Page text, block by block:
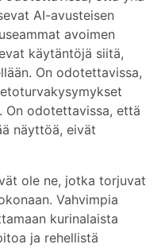
AI-avusteisen
avoimen
käytäntöjä siitä,
On odotettavissa,
On odotettavissa, että
näyttöä, eivät
ole ne, jotka torjuvat
Vahvimpia
kurinalaista
ja rehellistä